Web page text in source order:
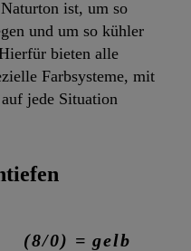
ist, um so
und um so kühler
bieten alle
Farbsysteme, mit
jede Situation
0) = gelb